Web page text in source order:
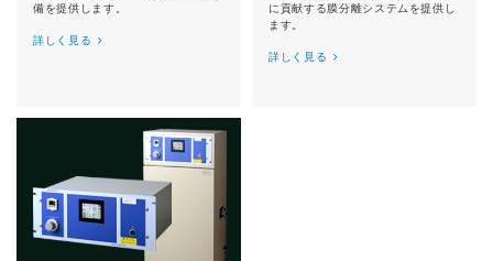
備を提供します。
詳しく見る
に貢献する膜分離システムを提供し
ます。
詳しく見る